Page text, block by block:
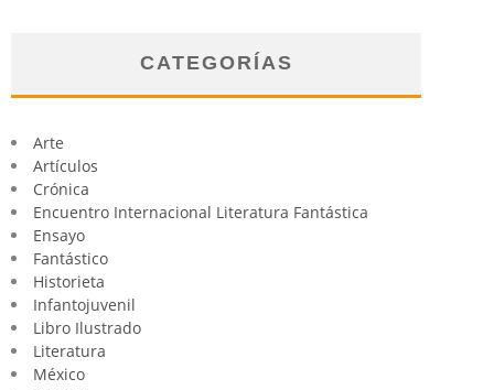
CATEGORÍAS
Arte
Artículos
Crónica
Encuentro Internacional Literatura Fantástica
Ensayo
Fantástico
Historieta
Infantojuvenil
Libro Ilustrado
Literatura
México